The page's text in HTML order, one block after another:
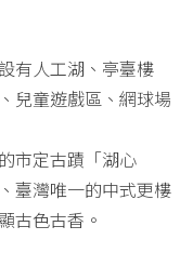
有人工湖、亭臺樓
兒童遊戲區、網球場
市定古蹟「湖心
臺灣唯一的中式更樓
古色古香。